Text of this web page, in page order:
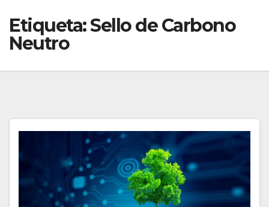
Etiqueta:Sello de Carbono
Neutro